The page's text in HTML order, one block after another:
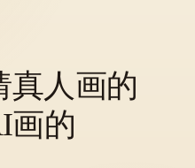
真人画的
画的